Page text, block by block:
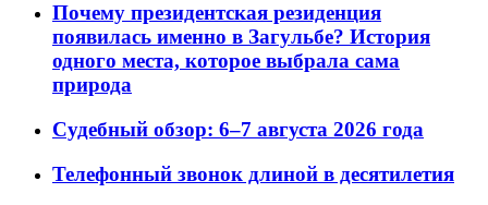
Почему президентская резиденция
появилась именно в Загульбе? История
одного места, которое выбрала сама
природа
Судебный обзор: 6–7 августа 2026 года
Телефонный звонок длиной в десятилетия